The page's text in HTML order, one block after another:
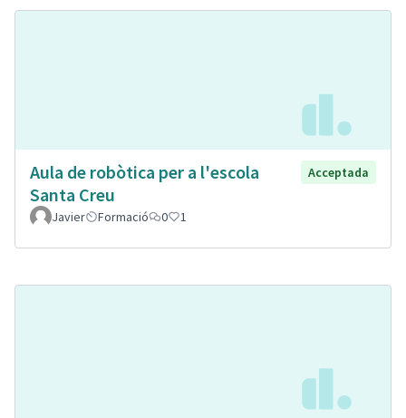
Aula de robòtica per a l'escola
Santa Creu
Acceptada
Javier Formació 0 1